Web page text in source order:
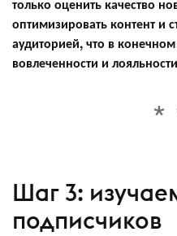
только оценить качество
оптимизировать контент и
аудиторией, что в
вовлеченности и
Шаг 3:
подписчиков